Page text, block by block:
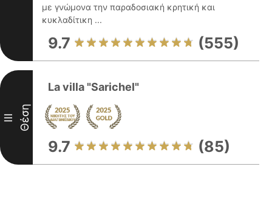
με γνώμονα την παραδοσιακή κρητική και
κυκλαδίτικη ...
9.7 (555)
III Θέση
La villa "Sarichel"
9.7 (85)